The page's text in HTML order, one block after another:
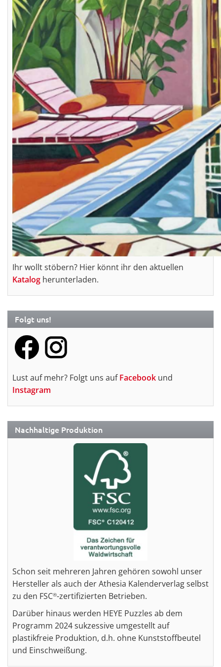
Ihr wollt stöbern? Hier könnt ihr den aktuellen
Katalog herunterladen.
Folgt uns!
Lust auf mehr? Folgt uns aufFacebook und
Instagram
Nachhaltige Produktion
Schon seit mehreren Jahren gehören sowohl unser
Hersteller als auch der Athesia Kalenderverlag selbst
zu den FSC®-zertifizierten Betrieben.
Darüber hinaus werden HEYE Puzzles ab dem
Programm 2024 sukzessive umgestellt auf
plastikfreie Produktion, d.h. ohne Kunststoffbeutel
und Einschweißung.